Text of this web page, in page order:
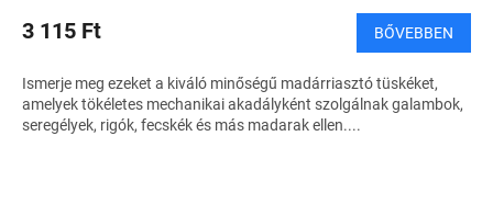
3 115 Ft BŐVEBBEN
Ismerje meg ezeket a kiváló minőségű madárriasztó tüskéket,
amelyek tökéletes mechanikai akadályként szolgálnak galambok,
seregélyek, rigók, fecskék és más madarak ellen....